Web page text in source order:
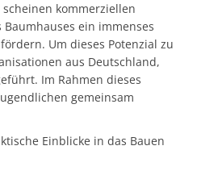
kommerziellen
ein immenses
Um dieses Potenzial zu
aus Deutschland,
Im Rahmen dieses
gemeinsam
Einblicke in das Bauen